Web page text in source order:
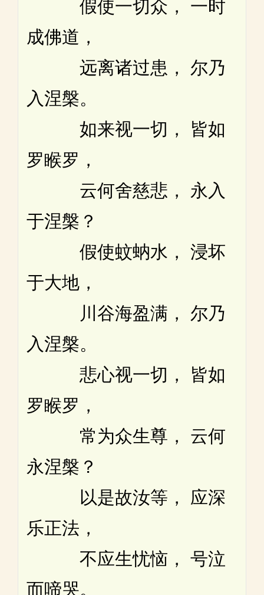
假使一切众， 一时
成佛道，
远离诸过患， 尔乃
入涅槃。
如来视一切， 皆如
罗睺罗，
云何舍慈悲， 永入
于涅槃？
假使蚊蚋水， 浸坏
于大地，
川谷海盈满， 尔乃
入涅槃。
悲心视一切， 皆如
罗睺罗，
常为众生尊， 云何
永涅槃？
以是故汝等， 应深
乐正法，
不应生忧恼， 号泣
而啼哭。